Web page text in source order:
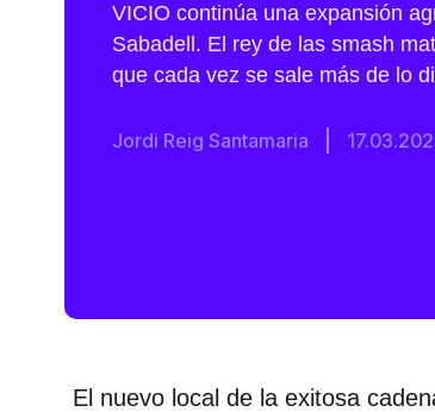
VICIO continúa una expansión
Sabadell. El rey de las smash
que cada vez se sale más de lo
Jordi Reig Santamaria
El nuevo local de la exitosa